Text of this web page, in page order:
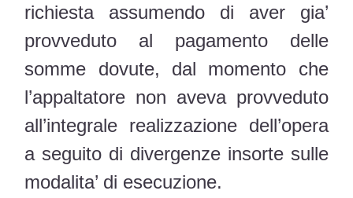
richiesta assumendo di aver gia’
provveduto al pagamento delle
somme dovute, dal momento che
l’appaltatore non aveva provveduto
all’integrale realizzazione dell’opera
a seguito di divergenze insorte sulle
modalita’ di esecuzione.